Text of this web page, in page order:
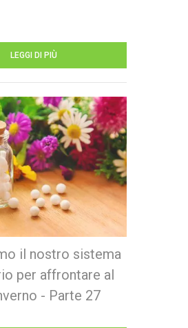
LEGGI DI PIÙ
il nostro sistema
per affrontare al
- Parte 27